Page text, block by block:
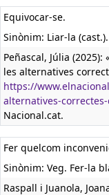
Equivocar-se.
Sinònim: Liar-la (cast.).
Peñascal, Júlia
les alternatives
https://
alternatives-correctes-
Nacional.cat.
Fer quelcom
Sinònim: Veg. Fer-la
Raspall i Juanola,